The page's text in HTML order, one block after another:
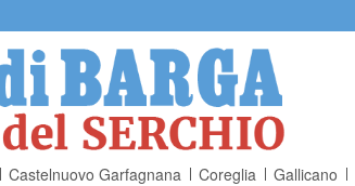
Castelnuovo Garfagnana Coreglia Gallicano